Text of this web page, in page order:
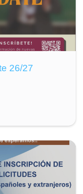
26/27